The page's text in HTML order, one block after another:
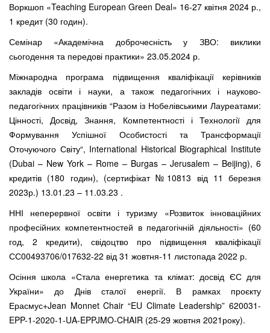
Воркшоп «Teaching European Green Deal» 16-27 квітня 2024 р.,
1 кредит (30 годин).
Семінар «Академічна доброчесність у ЗВО: виклики
сьогодення та передові практики» 23.05.2024 р.
Міжнародна програма підвищення кваліфікації керівників
закладів освіти і науки, а також педагогічних і науково-
педагогічних працівників “Разом із Нобелівськими Лауреатами:
Цінності, Досвід, Знання, Компетентності і Технології для
Формування Успішної Особистості та Трансформації
Оточуючого Світу“, International Historical Biographical Institute
(Dubai – New York – Rome – Burgas – Jerusalem – Beijing), 6
кредитів (180 годин), (сертифікат №10813 від 11 березня
2023р.) 13.01.23 – 11.03.23 .
ННІ неперервної освіти і туризму «Розвиток інноваційних
професійних компетентностей в педагогічній діяльності» (60
год, 2 кредити), свідоцтво про підвищення кваліфікації
СС00493706/017632-22 від 31 жовтня-11 листопада 2022 р.
Осіння школа «Стала енергетика та клімат: досвід ЄС для
України» до Днів сталої енергії. В рамках проєкту
Ерасмус+Jean Monnet Chair “EU Climate Leadership” 620031-
EPP-1-2020-1-UA-EPPJMO-CHAIR (25-29 жовтня 2021року).